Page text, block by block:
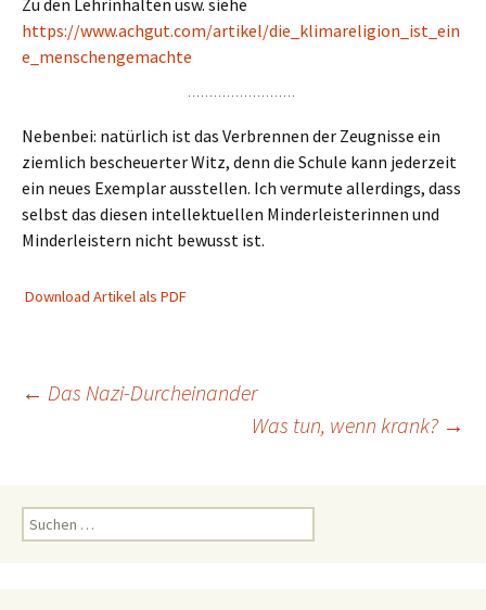
Zu den Lehrinhalten usw. siehe
https://www.achgut.com/artikel/die_klimareligion_ist_ein
e_menschengemachte
Nebenbei: natürlich ist das Verbrennen der Zeugnisse ein
ziemlich bescheuerter Witz, denn die Schule kann jederzeit
ein neues Exemplar ausstellen. Ich vermute allerdings, dass
selbst das diesen intellektuellen Minderleisterinnen und
Minderleistern nicht bewusst ist.
Download Artikel als PDF
Beitragsnavigation
← Das Nazi-Durcheinander
Was tun, wenn krank? →
Suchen
nach: